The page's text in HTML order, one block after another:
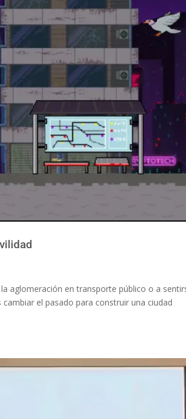
aglomeración en transporte público o a
el pasado para construir una ciudad